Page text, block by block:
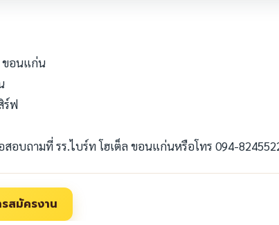
ขอนแก่น
ร์ฟ
สอบถามที่ รร.ไบร์ท โฮเต็ล ขอนแก่นหรือโทร 094-